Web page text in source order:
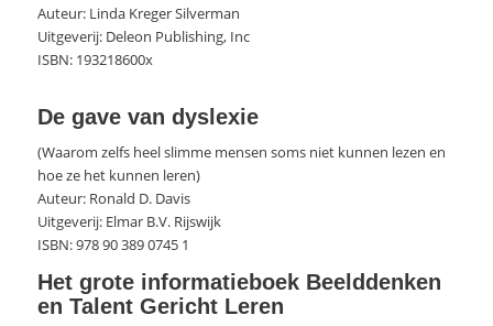
Auteur: Linda Kreger Silverman
Uitgeverij: Deleon Publishing, Inc
ISBN: 193218600x
De gave van dyslexie
(Waarom zelfs heel slimme mensen soms niet kunnen lezen en
hoe ze het kunnen leren)
Auteur: Ronald D. Davis
Uitgeverij: Elmar B.V. Rijswijk
ISBN: 978 90 389 0745 1
Het grote informatieboek Beelddenken
en Talent Gericht Leren